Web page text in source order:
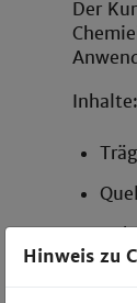
Der
Inhalte:
Hinweis zu